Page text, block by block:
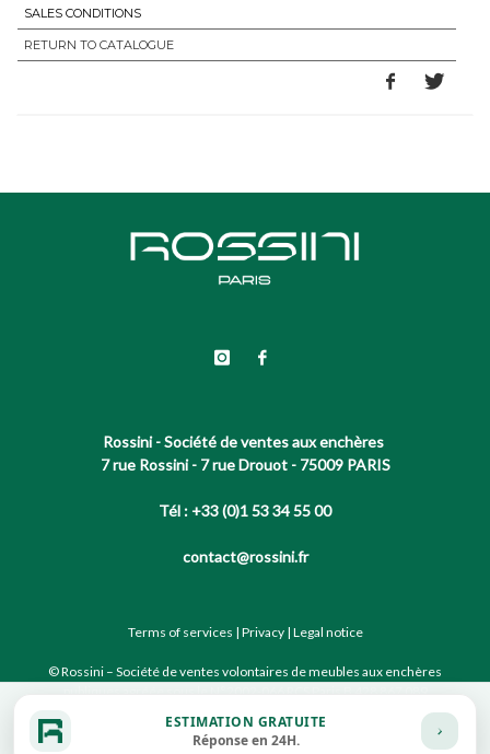
SALES CONDITIONS
RETURN TO CATALOGUE
Rossini - Société de ventes aux enchères
7 rue Rossini - 7 rue Drouot - 75009 PARIS
Tél : +33 (0)1 53 34 55 00
contact@rossini.fr
Terms of services | Privacy| Legal notice
© Rossini – Société de ventes volontaires de meubles aux enchères
Site conçu par notre partenaire
ESTIMATION GRATUITE
Réponse en 24H.